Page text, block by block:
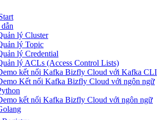
lý Cluster
lý Topic
lý Credential
lý ACLs (Access Control Lists)
kết nối Kafka Bizfly Cloud với Kafka CLI
Kết nối Kafka Bizfly Cloud với ngôn ngữ
kết nối Kafka Bizfly Cloud với ngôn ngữ